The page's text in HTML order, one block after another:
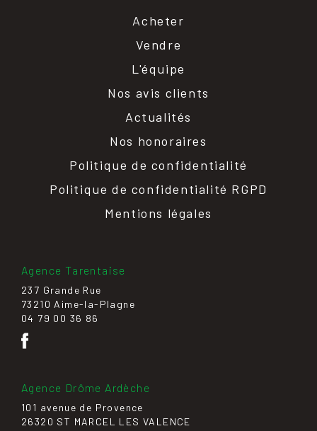
Acheter
Vendre
L'équipe
Nos avis clients
Actualités
Nos honoraires
Politique de confidentialité
Politique de confidentialité RGPD
Mentions légales
Agence Tarentaise
237 Grande Rue
73210 Aime-la-Plagne
04 79 00 36 86
Agence Drôme Ardèche
101 avenue de Provence
26320 ST MARCEL LES VALENCE